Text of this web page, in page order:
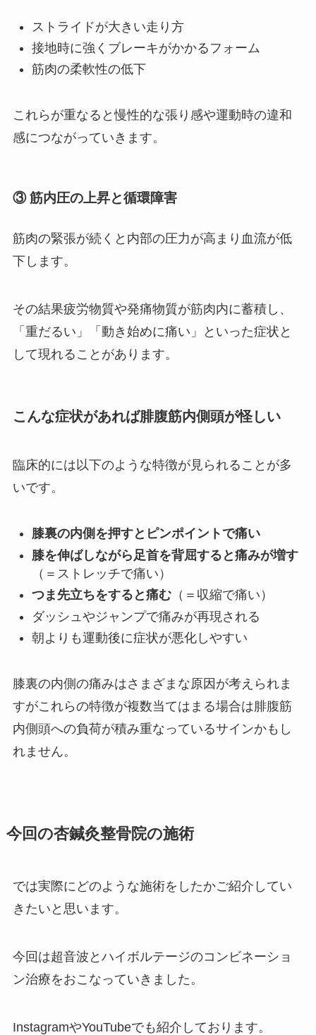
ストライドが大きい走り方
接地時に強くブレーキがかかるフォーム
筋肉の柔軟性の低下
これらが重なると慢性的な張り感や運動時の違和
感につながっていきます。
③ 筋内圧の上昇と循環障害
筋肉の緊張が続くと内部の圧力が高まり血流が低
下します。
その結果疲労物質や発痛物質が筋肉内に蓄積し、
「重だるい」「動き始めに痛い」といった症状と
して現れることがあります。
こんな症状があれば腓腹筋内側頭が怪しい
臨床的には以下のような特徴が見られることが多
いです。
膝裏の内側を押すとピンポイントで痛い
膝を伸ばしながら足首を背屈すると痛みが増す
（＝ストレッチで痛い）
つま先立ちをすると痛む（＝収縮で痛い）
ダッシュやジャンプで痛みが再現される
朝よりも運動後に症状が悪化しやすい
膝裏の内側の痛みはさまざまな原因が考えられま
すがこれらの特徴が複数当てはまる場合は腓腹筋
内側頭への負荷が積み重なっているサインかもし
れません。
今回の杏鍼灸整骨院の施術
では実際にどのような施術をしたかご紹介してい
きたいと思います。
今回は超音波とハイボルテージのコンビネーショ
ン治療をおこなっていきました。
InstagramやYouTubeでも紹介しております。